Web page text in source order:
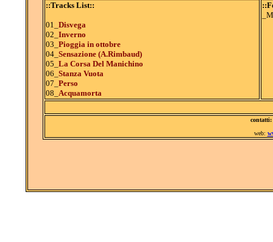
::Tracks List::
01_ Disvega
02_ Inverno
03_ Pioggia in ottobre
04_ Sensazione (A.Rimbaud)
05_ La Corsa Del Manichino
06_ Stanza Vuota
07_ Perso
08_ Acquamorta
contatti:
web: